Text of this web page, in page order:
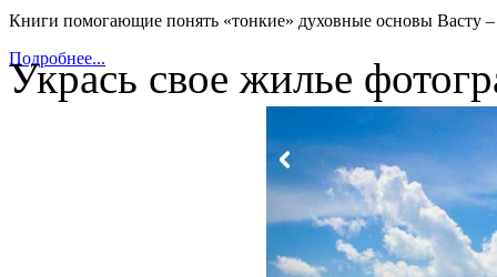
Книги помогающие понять «тонкие» духовные основы Васту
Подробнее...
Укрась свое жилье